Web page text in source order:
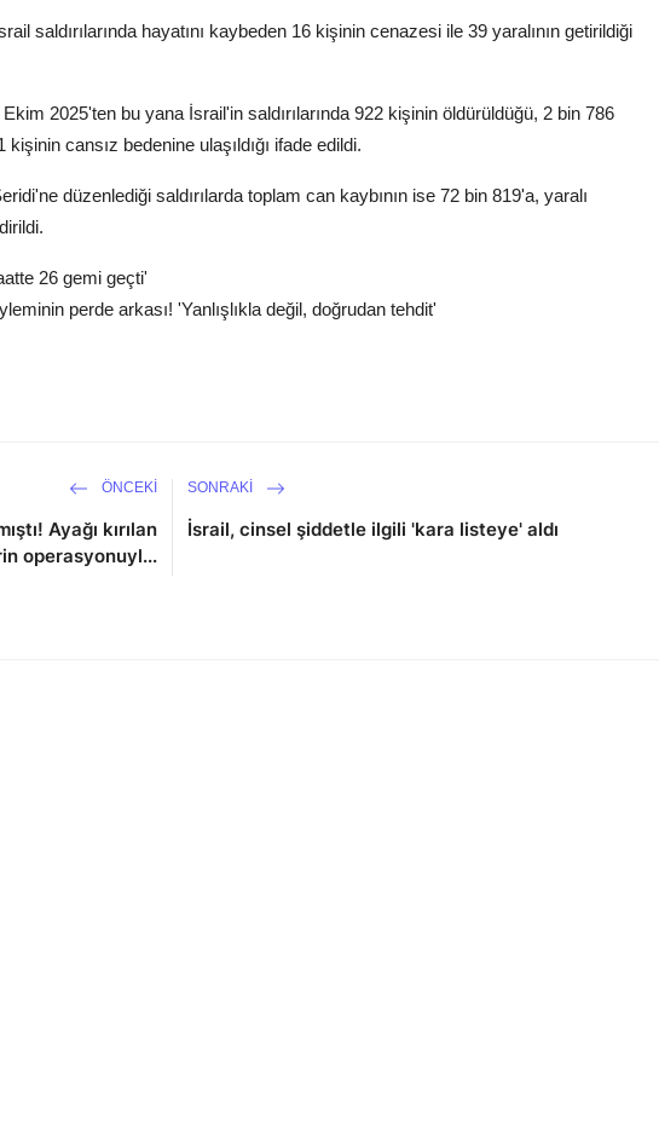
saldırılarında hayatını kaybeden 16 kişinin cenazesi ile 39 yaralının getirildiği
2025'ten bu yana İsrail'in saldırılarında 922 kişinin öldürüldüğü, 2 bin 786
cansız bedenine ulaşıldığı ifade edildi.
düzenlediği saldırılarda toplam can kaybının ise 72 bin 819'a, yaralı
26 gemi geçti'
perde arkası! 'Yanlışlıkla değil, doğrudan tehdit'
ÖNCEKI
Ayağı kırılan
operasyonuyl...
SONRAKI
İsrail, cinsel şiddetle ilgili 'kara listeye' aldı